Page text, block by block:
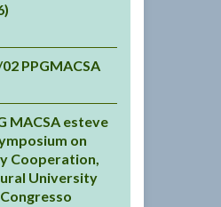
PPGMACSA
MACSA esteve
on
Cooperation,
University